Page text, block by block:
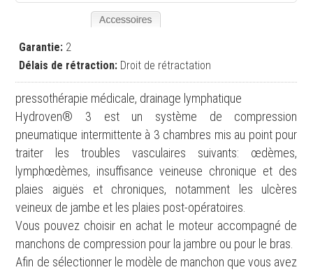
Garantie: 2
Délais de rétraction: Droit de rétractation
pressothérapie médicale, drainage lymphatique
Hydroven® 3 est un système de compression
pneumatique intermittente à 3 chambres mis au point pour
traiter les troubles vasculaires suivants: œdèmes,
lymphœdèmes, insuffisance veineuse chronique et des
plaies aiguës et chroniques, notamment les ulcères
veineux de jambe et les plaies post-opératoires.
Vous pouvez choisir en achat le moteur accompagné de
manchons de compression pour la jambre ou pour le bras.
Afin de sélectionner le modèle de manchon que vous avez